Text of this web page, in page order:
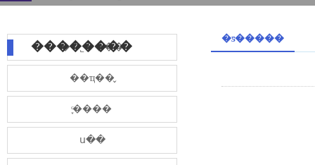
��������
��˾����
��ҵ��̬
֪ͨ����
ս��
�ƽ�����